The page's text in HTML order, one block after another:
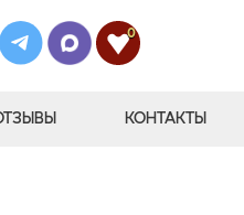
0
КОНТАКТЫ